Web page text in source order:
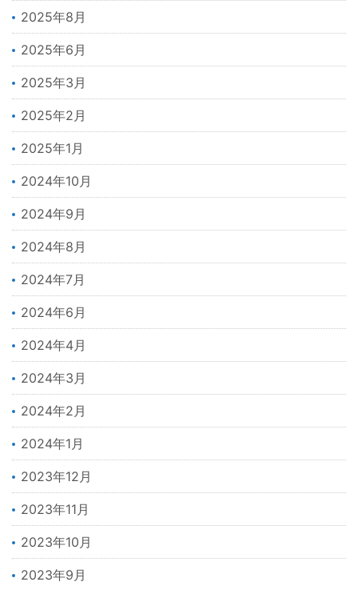
2025年8月
2025年6月
2025年3月
2025年2月
2025年1月
2024年10月
2024年9月
2024年8月
2024年7月
2024年6月
2024年4月
2024年3月
2024年2月
2024年1月
2023年12月
2023年11月
2023年10月
2023年9月